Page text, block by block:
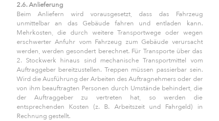
2.6. Anlieferung
Beim Anliefern wird vorausgesetzt, dass das Fahrzeug
unmittelbar an das Gebäude fahren und entladen kann.
Mehrkosten, die durch weitere Transportwege oder wegen
erschwerter Anfuhr vom Fahrzeug zum Gebäude verursacht
werden, werden gesondert berechnet. Für Transporte über das
2. Stockwerk hinaus sind mechanische Transportmittel vom
Auftraggeber bereitzustellen. Treppen müssen passierbar sein.
Wird die Ausführung der Arbeiten des Auftragnehmers oder der
von ihm beauftragten Personen durch Umstände behindert, die
der Auftraggeber zu vertreten hat, so werden die
entsprechenden Kosten (z. B. Arbeitszeit und Fahrgeld) in
Rechnung gestellt.